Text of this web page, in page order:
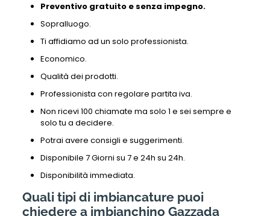
Preventivo gratuito e senza impegno.
Sopralluogo.
Ti affidiamo ad un solo professionista.
Economico.
Qualità dei prodotti.
Professionista con regolare partita iva.
Non ricevi 100 chiamate ma solo 1 e sei sempre e
solo tu a decidere.
Potrai avere consigli e suggerimenti.
Disponibile 7 Giorni su 7 e 24h su 24h.
Disponibilità immediata.
Quali tipi di imbiancature puoi
chiedere a imbianchino Gazzada